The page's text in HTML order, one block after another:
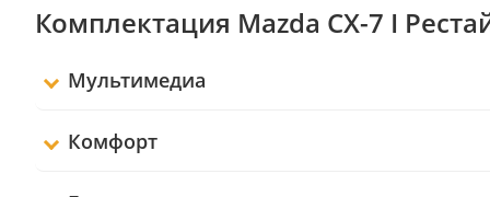
Комплектация Mazda CX-7 I
Мультимедиа
Комфорт